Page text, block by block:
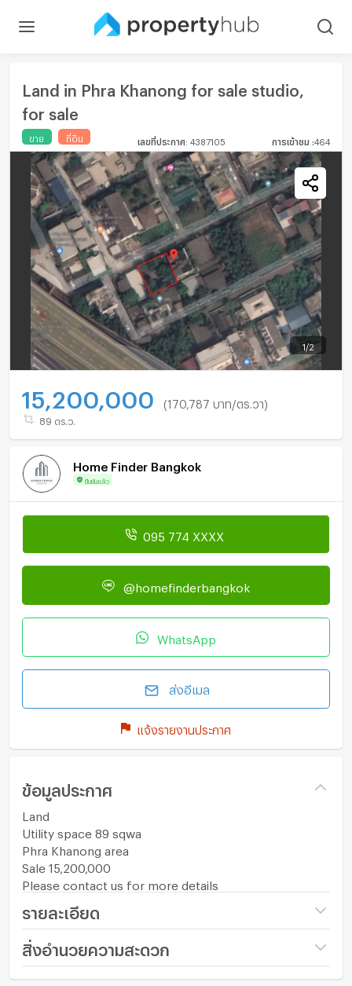
Land in Phra Khanong for sale studio,
for sale
ขาย ที่ดิน เลขที่ประกาศ: 4387105 การเข้าชม 464
1 /2
15,200,000 (170,787 บาท/ตร.วา)
89 ตร.ว.
Home Finder Bangkok
ยืนยันแล้ว
095 774 XXXX
@homefinderbangkok
WhatsApp
ส่งอีเมล
แจ้งรายงานประกาศ
ข้อมูลประกาศ
Land
Utility space 89 sqwa
Phra Khanong area
Sale 15,200,000
Please contact us for more details
รายละเอียด
ราคา 15,200,000
(170,787 บาท/ตร.วา)
สิ่งอำนวยความสะดวก
เฟอร์นิเจอร์